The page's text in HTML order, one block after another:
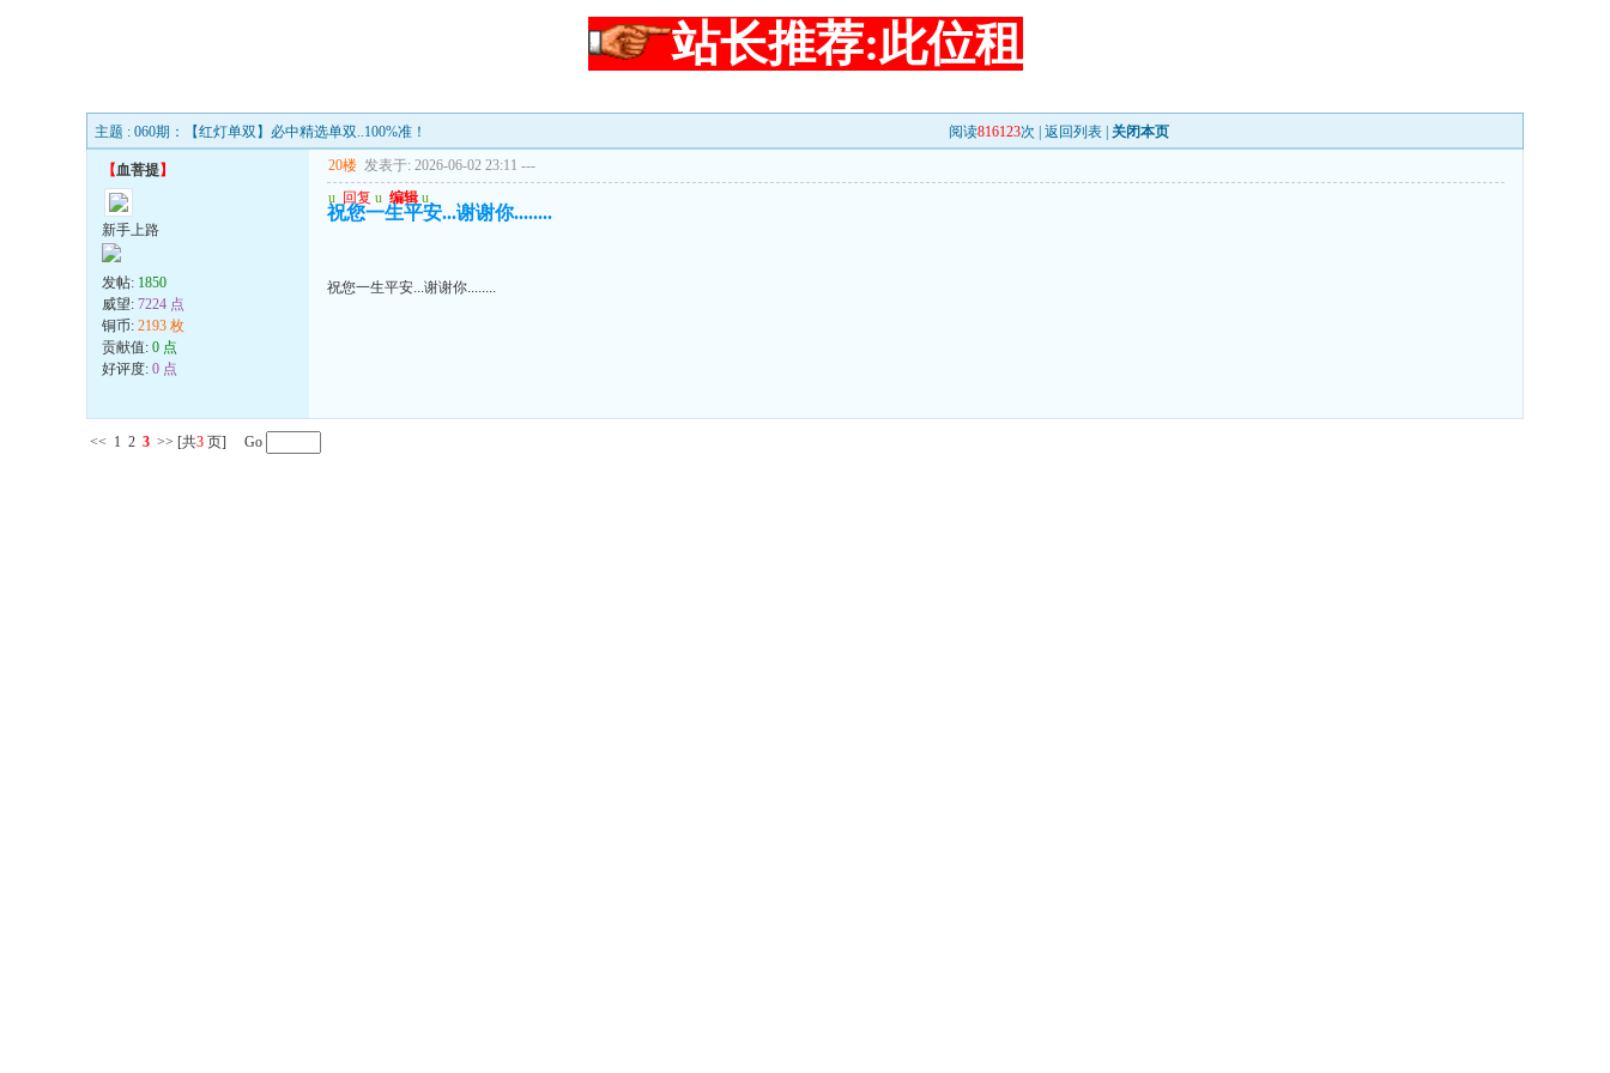
站长推荐:此位租
主题 : 060期：【红灯单双】必中精选单双..100%准！ 阅读816123次 | 返回列表 关闭本页
【血菩提】
新手上路
发帖: 1850
威望: 7224 点
铜币: 2193 枚
贡献值: 0 点
好评度: 0 点
20楼 发表于: 2026-06-02 23:11 ---
u 回复 u 编辑 u
祝您一生平安...谢谢你........
祝您一生平安...谢谢你........
<< 1 2 3 >> [共3 页] Go